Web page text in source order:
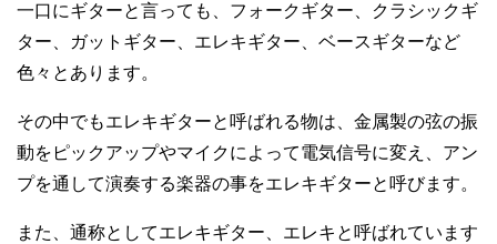
一口にギターと言っても、フォークギター、クラシックギ
ター、ガットギター、エレキギター、ベースギターなど
色々とあります。
その中でもエレキギターと呼ばれる物は、金属製の弦の振
動をピックアップやマイクによって電気信号に変え、アン
プを通して演奏する楽器の事をエレキギターと呼びます。
また、通称としてエレキギター、エレキと呼ばれています